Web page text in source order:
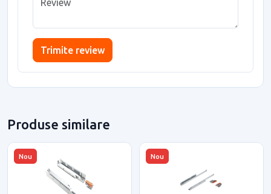
Trimite review
Produse similare
Nou Nou